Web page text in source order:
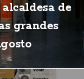
de
grandes